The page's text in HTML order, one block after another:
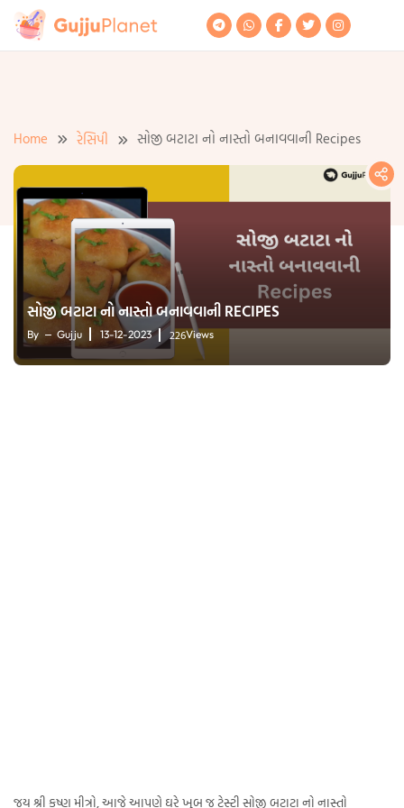
Skip
Home રેસિપી સોજી બટાટા નો નાસ્તો બનાવવાની Recipes
સોજી બટાટા નો નાસ્તો બનાવવાની RECIPES
By Gujju 13-12-2023 226Views
જય શ્રી કૃષ્ણ મીત્રો, આજે આપણે ઘરે ખુબ જ ટેસ્ટી સોજી બટાટા નો નાસ્તો